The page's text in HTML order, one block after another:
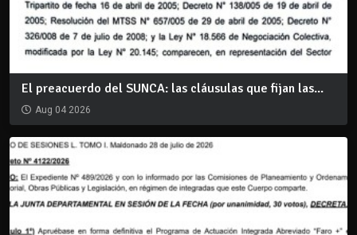
El preacuerdo del SUNCA: las cláusulas que fijan las...
Aug 04 2026